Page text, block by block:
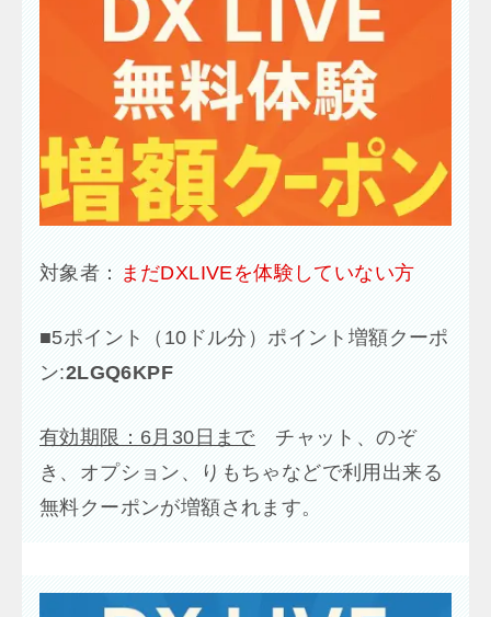
対象者： まだDXLIVEを体験していない方
■5ポイント（10ドル分）ポイント増額クーポ
ン:2LGQ6KPF
有効期限：6月30日までチャット、のぞ
き、オプション、りもちゃなどで利用出来る
無料クーポンが増額されます。